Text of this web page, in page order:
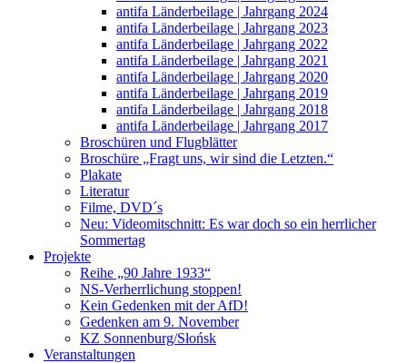
antifa Länderbeilage | Jahrgang 2024
antifa Länderbeilage | Jahrgang 2023
antifa Länderbeilage | Jahrgang 2022
antifa Länderbeilage | Jahrgang 2021
antifa Länderbeilage | Jahrgang 2020
antifa Länderbeilage | Jahrgang 2019
antifa Länderbeilage | Jahrgang 2018
antifa Länderbeilage | Jahrgang 2017
Broschüren und Flugblätter
Broschüre „Fragt uns, wir sind die Letzten.“
Plakate
Literatur
Filme, DVD´s
Neu: Videomitschnitt: Es war doch so ein herrlicher
Sommertag
Projekte
Reihe „90 Jahre 1933“
NS-Verherrlichung stoppen!
Kein Gedenken mit der AfD!
Gedenken am 9. November
KZ Sonnenburg/Słońsk
Veranstaltungen